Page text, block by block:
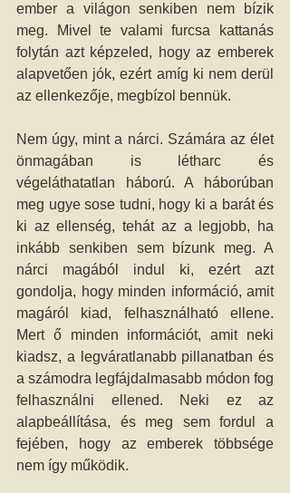
ember a világon senkiben nem bízik
meg. Mivel te valami furcsa kattanás
folytán azt képzeled, hogy az emberek
alapvetően jók, ezért amíg ki nem derül
az ellenkezője, megbízol bennük.
Nem úgy, mint a nárci. Számára az élet
önmagában is létharc és
végeláthatatlan háború. A háborúban
meg ugye sose tudni, hogy ki a barát és
ki az ellenség, tehát az a legjobb, ha
inkább senkiben sem bízunk meg. A
nárci magából indul ki, ezért azt
gondolja, hogy minden információ, amit
magáról kiad, felhasználható ellene.
Mert ő minden információt, amit neki
kiadsz, a legváratlanabb pillanatban és
a számodra legfájdalmasabb módon fog
felhasználni ellened. Neki ez az
alapbeállítása, és meg sem fordul a
fejében, hogy az emberek többsége
nem így működik.